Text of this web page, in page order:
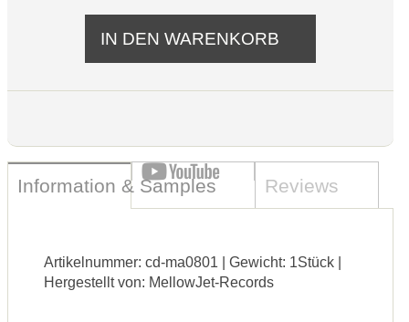
Information & Samples Reviews
Artikelnummer: cd-ma0801 | Gewicht: 1Stück |
Hergestellt von: MellowJet-Records